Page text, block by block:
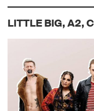
LITTLE BIG, A2,